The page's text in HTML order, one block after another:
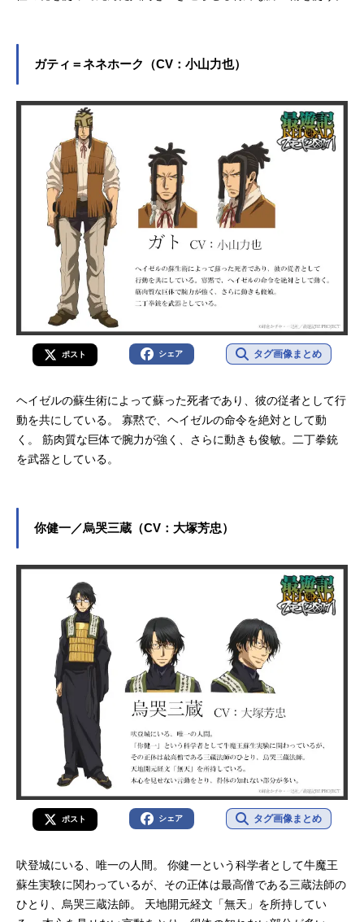
ガティ＝ネネホーク（CV：小山力也）
ポスト シェア タグ画像まとめ
ヘイゼルの蘇生術によって蘇った死者であり、彼の従者として行
動を共にしている。 寡黙で、ヘイゼルの命令を絶対として動
く。 筋肉質な巨体で腕力が強く、さらに動きも俊敏。二丁拳銃
を武器としている。
你健一／烏哭三蔵（CV：大塚芳忠）
ポスト シェア タグ画像まとめ
吠登城にいる、唯一の人間。 你健一という科学者として牛魔王
蘇生実験に関わっているが、その正体は最高僧である三蔵法師の
ひとり、烏哭三蔵法師。 天地開元経文「無天」を所持してい